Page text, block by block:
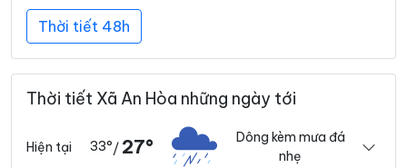
Thời tiết 48h
Thời tiết Xã An Hòa những ngày tới
Hiện tại 33°/ 27°
Dông kèm mưa đá
nhẹ